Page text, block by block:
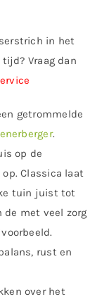
in het
Vraag dan
getrommelde
.
op de
Classica laat
tuin juist tot
met veel zorg
rust en
over het